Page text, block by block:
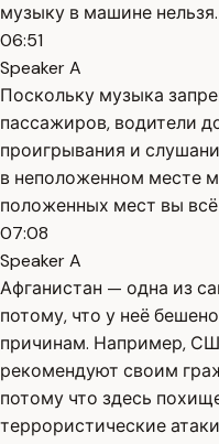
музыку в машине нельзя.
06:51
Speaker A
Поскольку музыка
пассажиров, водители
проигрывания и
в неположенном месте
положенных мест вы
07:08
Speaker A
Афганистан — одна из
потому, что у неё
причинам. Например,
рекомендуют своим
потому что здесь
террористические